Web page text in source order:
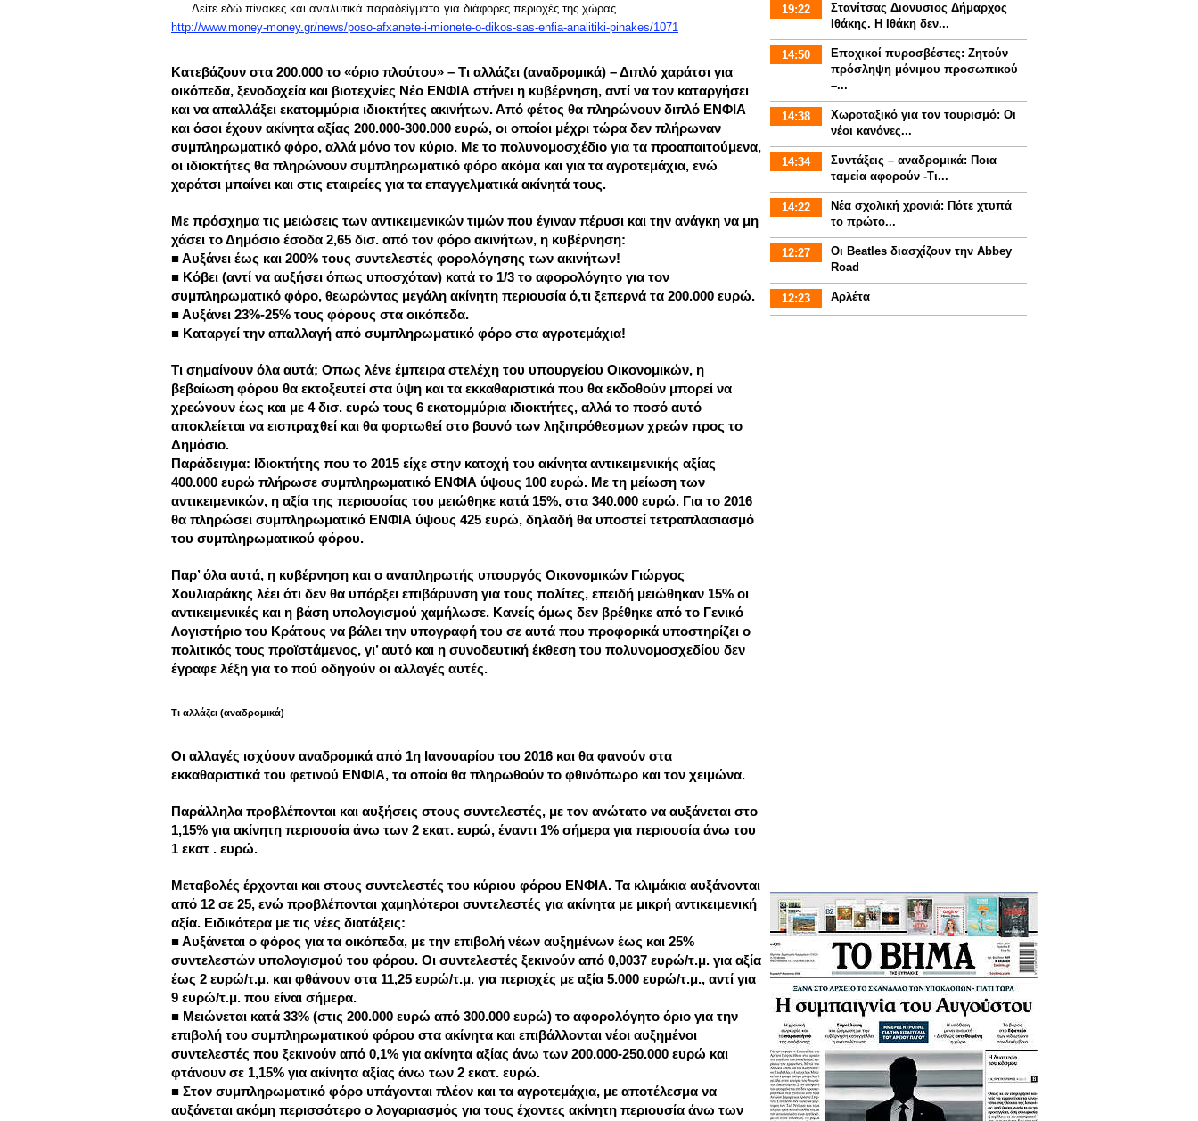
Δείτε εδώ πίνακες και αναλυτικά παραδείγματα για διάφορες περιοχές της χώρας
http://www.money-money.gr/news/poso-afxanete-i-mionete-o-dikos-sas-enfia-analitiki-pinakes/1071
Κατεβάζουν στα 200.000 το «όριο πλούτου» – Τι αλλάζει (αναδρομικά) – Διπλό χαράτσι για
οικόπεδα, ξενοδοχεία και βιοτεχνίες Νέο ΕΝΦΙΑ στήνει η κυβέρνηση, αντί να τον καταργήσει
και να απαλλάξει εκατομμύρια ιδιοκτήτες ακινήτων. Από φέτος θα πληρώνουν διπλό ΕΝΦΙΑ
και όσοι έχουν ακίνητα αξίας 200.000-300.000 ευρώ, οι οποίοι μέχρι τώρα δεν πλήρωναν
συμπληρωματικό φόρο, αλλά μόνο τον κύριο. Με το πολυνομοσχέδιο για τα προαπαιτούμενα,
οι ιδιοκτήτες θα πληρώνουν συμπληρωματικό φόρο ακόμα και για τα αγροτεμάχια, ενώ
χαράτσι μπαίνει και στις εταιρείες για τα επαγγελματικά ακίνητά τους.
Με πρόσχημα τις μειώσεις των αντικειμενικών τιμών που έγιναν πέρυσι και την ανάγκη να μη
χάσει το Δημόσιο έσοδα 2,65 δισ. από τον φόρο ακινήτων, η κυβέρνηση:
■ Αυξάνει έως και 200% τους συντελεστές φορολόγησης των ακινήτων!
■ Κόβει (αντί να αυξήσει όπως υποσχόταν) κατά το 1/3 το αφορολόγητο για τον
συμπληρωματικό φόρο, θεωρώντας μεγάλη ακίνητη περιουσία ό,τι ξεπερνά τα 200.000 ευρώ.
■ Αυξάνει 23%-25% τους φόρους στα οικόπεδα.
■ Καταργεί την απαλλαγή από συμπληρωματικό φόρο στα αγροτεμάχια!
Τι σημαίνουν όλα αυτά; Οπως λένε έμπειρα στελέχη του υπουργείου Οικονομικών, η
βεβαίωση φόρου θα εκτοξευτεί στα ύψη και τα εκκαθαριστικά που θα εκδοθούν μπορεί να
χρεώνουν έως και με 4 δισ. ευρώ τους 6 εκατομμύρια ιδιοκτήτες, αλλά το ποσό αυτό
αποκλείεται να εισπραχθεί και θα φορτωθεί στο βουνό των ληξιπρόθεσμων χρεών προς το
Δημόσιο.
Παράδειγμα: Ιδιοκτήτης που το 2015 είχε στην κατοχή του ακίνητα αντικειμενικής αξίας
400.000 ευρώ πλήρωσε συμπληρωματικό ΕΝΦΙΑ ύψους 100 ευρώ. Με τη μείωση των
αντικειμενικών, η αξία της περιουσίας του μειώθηκε κατά 15%, στα 340.000 ευρώ. Για το 2016
θα πληρώσει συμπληρωματικό ΕΝΦΙΑ ύψους 425 ευρώ, δηλαδή θα υποστεί τετραπλασιασμό
του συμπληρωματικού φόρου.
Παρ’ όλα αυτά, η κυβέρνηση και ο αναπληρωτής υπουργός Οικονομικών Γιώργος
Χουλιαράκης λέει ότι δεν θα υπάρξει επιβάρυνση για τους πολίτες, επειδή μειώθηκαν 15% οι
αντικειμενικές και η βάση υπολογισμού χαμήλωσε. Κανείς όμως δεν βρέθηκε από το Γενικό
Λογιστήριο του Κράτους να βάλει την υπογραφή του σε αυτά που προφορικά υποστηρίζει ο
πολιτικός τους προϊστάμενος, γι’ αυτό και η συνοδευτική έκθεση του πολυνομοσχεδίου δεν
έγραφε λέξη για το πού οδηγούν οι αλλαγές αυτές.
Τι αλλάζει (αναδρομικά)
Οι αλλαγές ισχύουν αναδρομικά από 1η Ιανουαρίου του 2016 και θα φανούν στα
εκκαθαριστικά του φετινού ΕΝΦΙΑ, τα οποία θα πληρωθούν το φθινόπωρο και τον χειμώνα.
Παράλληλα προβλέπονται και αυξήσεις στους συντελεστές, με τον ανώτατο να αυξάνεται στο
1,15% για ακίνητη περιουσία άνω των 2 εκατ. ευρώ, έναντι 1% σήμερα για περιουσία άνω του
1 εκατ . ευρώ.
Μεταβολές έρχονται και στους συντελεστές του κύριου φόρου ΕΝΦΙΑ. Τα κλιμάκια αυξάνονται
από 12 σε 25, ενώ προβλέπονται χαμηλότεροι συντελεστές για ακίνητα με μικρή αντικειμενική
αξία. Ειδικότερα με τις νέες διατάξεις:
■ Αυξάνεται ο φόρος για τα οικόπεδα, με την επιβολή νέων αυξημένων έως και 25%
συντελεστών υπολογισμού του φόρου. Οι συντελεστές ξεκινούν από 0,0037 ευρώ/τ.μ. για αξία
έως 2 ευρώ/τ.μ. και φθάνουν στα 11,25 ευρώ/τ.μ. για περιοχές με αξία 5.000 ευρώ/τ.μ., αντί για
9 ευρώ/τ.μ. που είναι σήμερα.
■ Μειώνεται κατά 33% (στις 200.000 ευρώ από 300.000 ευρώ) το αφορολόγητο όριο για την
επιβολή του συμπληρωματικού φόρου στα ακίνητα και επιβάλλονται νέοι αυξημένοι
συντελεστές που ξεκινούν από 0,1% για ακίνητα αξίας άνω των 200.000-250.000 ευρώ και
φτάνουν σε 1,15% για ακίνητα αξίας άνω των 2 εκατ. ευρώ.
■ Στον συμπληρωματικό φόρο υπάγονται πλέον και τα αγροτεμάχια, με αποτέλεσμα να
αυξάνεται ακόμη περισσότερο ο λογαριασμός για τους έχοντες ακίνητη περιουσία άνω των
19:22
Στανίτσας Διονυσιος Δήμαρχος
Ιθάκης. Η Ιθάκη δεν...
14:50
Εποχικοί πυροσβέστες: Ζητούν
πρόσληψη μόνιμου προσωπικού
–...
14:38
Χωροταξικό για τον τουρισμό: Οι
νέοι κανόνες...
14:34
Συντάξεις – αναδρομικά: Ποια
ταμεία αφορούν -Τι...
14:22
Νέα σχολική χρονιά: Πότε χτυπά
το πρώτο...
12:27
Οι Beatles διασχίζουν την Abbey
Road
12:23 Αρλέτα